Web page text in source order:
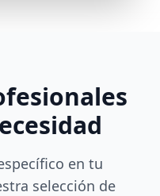
en tu
selección de